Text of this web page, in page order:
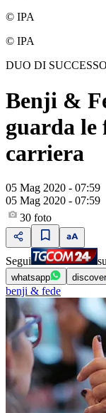
© IPA
© IPA
DUO DI SUCCESSO
Benji &
guarda le
carriera
05 Mag 2020 - 07:59
05 Mag 2020 - 07:59
30 foto
Segui su
whatsapp discover
benji & fede